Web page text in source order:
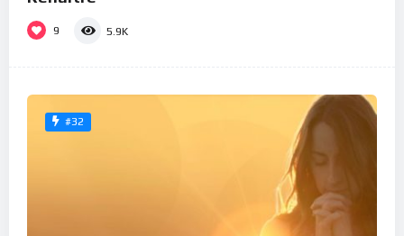
9 5.9K
#32